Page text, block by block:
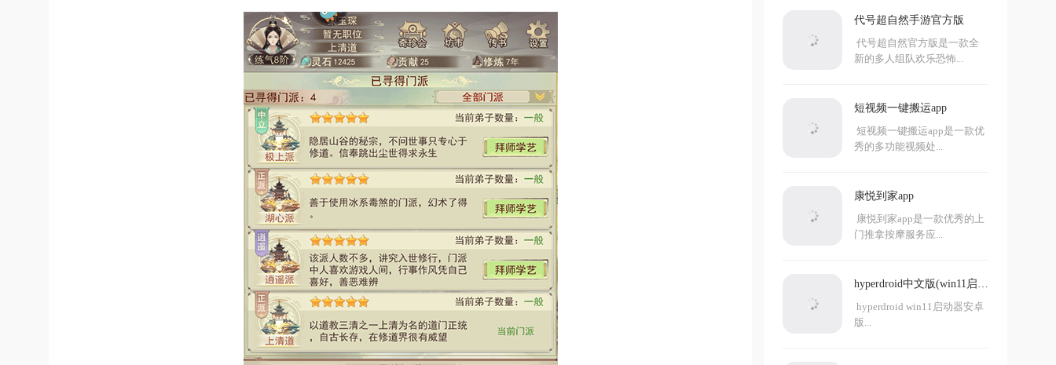
代号超自然手游官方版
代号超自然官方版是一款全
新的多人组队欢乐恐怖...
短视频一键搬运app
短视频一键搬运app是一款优
秀的多功能视频处...
康悦到家app
康悦到家app是一款优秀的上
门推拿按摩服务应...
hyperdroid中文版(win11启动
hyperdroid win11启动器安卓
版...